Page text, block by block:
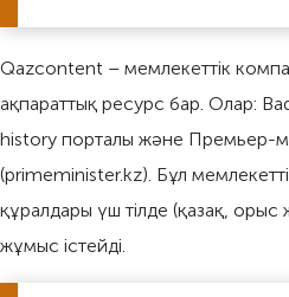
Qazcontent – мемлекеттік
ақпараттық ресурс бар. Олар:
history порталы және Премьер-
(primeminister.kz). Бұл
құралдары үш тілде (қазақ, орыс
жұмыс істейді.